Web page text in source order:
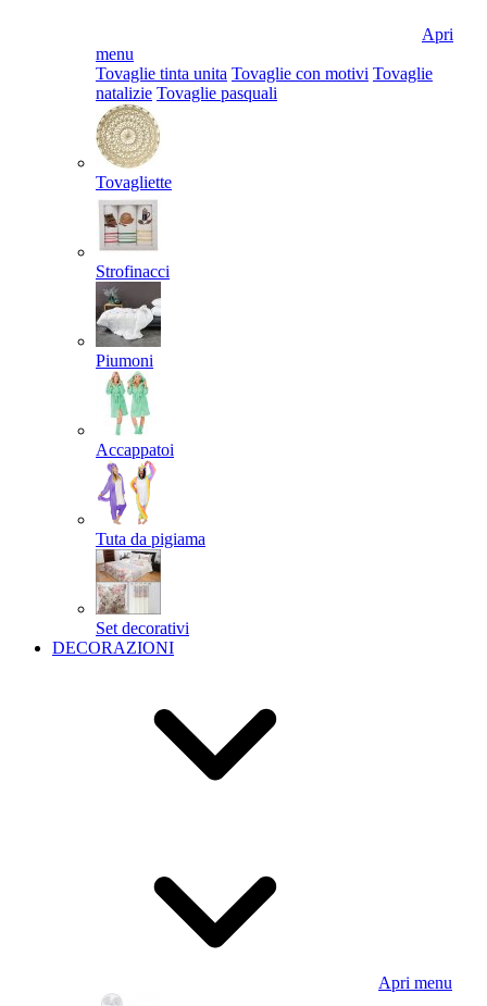
Apri
menu
Tovaglie tinta unita Tovaglie con motivi Tovaglie
natalizie Tovaglie pasquali
Tovagliette
Strofinacci
Piumoni
Accappatoi
Tuta da pigiama
Set decorativi
DECORAZIONI
Apri menu